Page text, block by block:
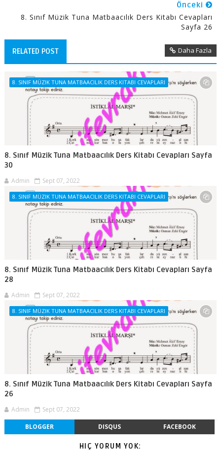
Önceki
8. Sınıf Müzik Tuna Matbaacılık Ders Kitabı Cevapları
Sayfa 26
RELATED POST Daha Fazla
8. SINIF MÜZIK TUNA MATBAACILIK DERS KITABI CEVAPLARI
8. Sınıf Müzik Tuna Matbaacılık Ders Kitabı Cevapları Sayfa
30
Admin Sept 07, 2022
8. SINIF MÜZIK TUNA MATBAACILIK DERS KITABI CEVAPLARI
8. Sınıf Müzik Tuna Matbaacılık Ders Kitabı Cevapları Sayfa
28
Admin Sept 07, 2022
8. SINIF MÜZIK TUNA MATBAACILIK DERS KITABI CEVAPLARI
8. Sınıf Müzik Tuna Matbaacılık Ders Kitabı Cevapları Sayfa
26
Admin Sept 07, 2022
BLOGGER DISQUS FACEBOOK
HIÇ YORUM YOK: